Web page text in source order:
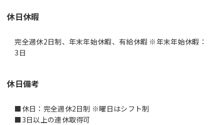
休日休暇
完全週休2日制、年末年始休暇、有給休暇 ※年末年始休暇：
3日
休日備考
■休日：完全週休2日制 ※曜日はシフト制
■3日以上の連休取得可